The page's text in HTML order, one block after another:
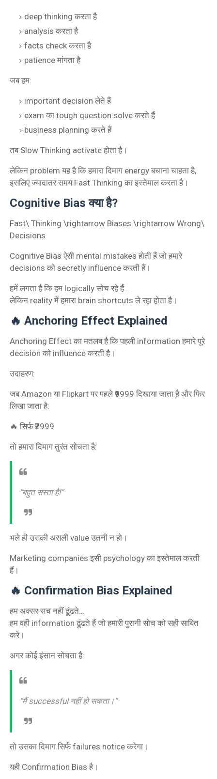
deep thinking करता है
analysis करता है
facts check करता है
patience मांगता है
जब हम:
important decision लेते हैं
exam का tough question solve करते हैं
business planning करते हैं
तब Slow Thinking activate होता है।
लेकिन problem यह है कि हमारा दिमाग energy बचाना चाहता है,
इसलिए ज्यादातर समय Fast Thinking का इस्तेमाल करता है।
Cognitive Bias क्या है?
Fast\ Thinking \rightarrow Biases \rightarrow Wrong\
Decisions
Cognitive Bias ऐसी mental mistakes होती हैं जो हमारे
decisions को secretly influence करती हैं।
हमें लगता है कि हम logically सोच रहे हैं…
लेकिन reality में हमारा brain shortcuts ले रहा होता है।
🔥 Anchoring Effect Explained
Anchoring Effect का मतलब है कि पहली information हमारे पूरे
decision को influence करती है।
उदाहरण:
जब Amazon या Flipkart पर पहले ₹9999 दिखाया जाता है और फिर
लिखा जाता है:
🔥 सिर्फ ₹2999
तो हमारा दिमाग तुरंत सोचता है:
“बहुत सस्ता है!”
भले ही उसकी असली value उतनी न हो।
Marketing companies इसी psychology का इस्तेमाल करती
हैं।
🔥 Confirmation Bias Explained
हम अक्सर सच नहीं ढूंढते…
हम वही information ढूंढते हैं जो हमारी पुरानी सोच को सही साबित
करे।
अगर कोई इंसान सोचता है:
“मैं successful नहीं हो सकता।”
तो उसका दिमाग सिर्फ failures notice करेगा।
यही Confirmation Bias है।